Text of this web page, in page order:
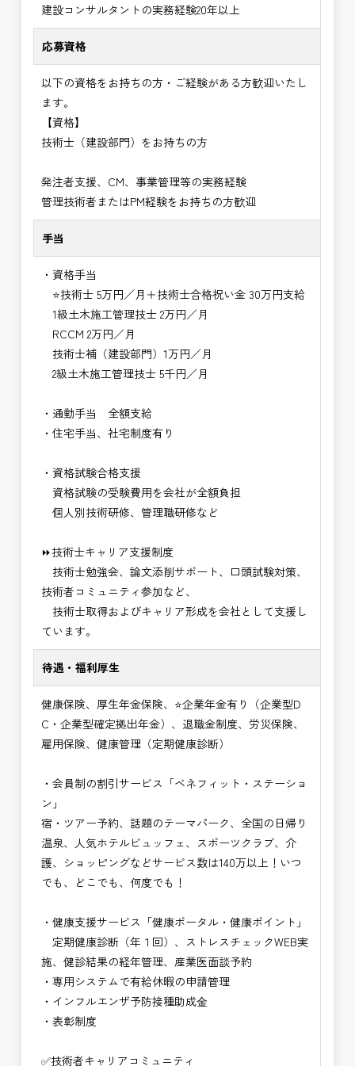
建設コンサルタントの実務経験20年以上
応募資格
以下の資格をお持ちの方・ご経験がある方歓迎いたし
ます。
【資格】
技術士（建設部門）をお持ちの方
発注者支援、CM、事業管理等の実務経験
管理技術者またはPM経験をお持ちの方歓迎
手当
・資格手当
⭐技術士 5万円／月＋技術士合格祝い金 30万円支給
1級土木施工管理技士 2万円／月
RCCM 2万円／月
技術士補（建設部門）1万円／月
2級土木施工管理技士 5千円／月
・通勤手当 全額支給
・住宅手当、社宅制度有り
・資格試験合格支援
資格試験の受験費用を会社が全額負担
個人別技術研修、管理職研修など
⏩技術士キャリア支援制度
技術士勉強会、論文添削サポート、口頭試験対策、
技術者コミュニティ参加など、
技術士取得およびキャリア形成を会社として支援し
ています。
待遇・福利厚生
健康保険、厚生年金保険、⭐企業年金有り（企業型D
C・企業型確定拠出年金）、退職金制度、労災保険、
雇用保険、健康管理（定期健康診断）
・会員制の割引サービス「ベネフィット・ステーショ
ン」
宿・ツアー予約、話題のテーマパーク、全国の日帰り
温泉、人気ホテルビュッフェ、スポーツクラブ、介
護、ショッピングなどサービス数は140万以上！いつ
でも、どこでも、何度でも！
・健康支援サービス「健康ポータル・健康ポイント」
定期健康診断（年１回）、ストレスチェックWEB実
施、健診結果の経年管理、産業医面談予約
・専用システムで有給休暇の申請管理
・インフルエンザ予防接種助成⾦
・表彰制度
✅技術者キャリアコミュニティ